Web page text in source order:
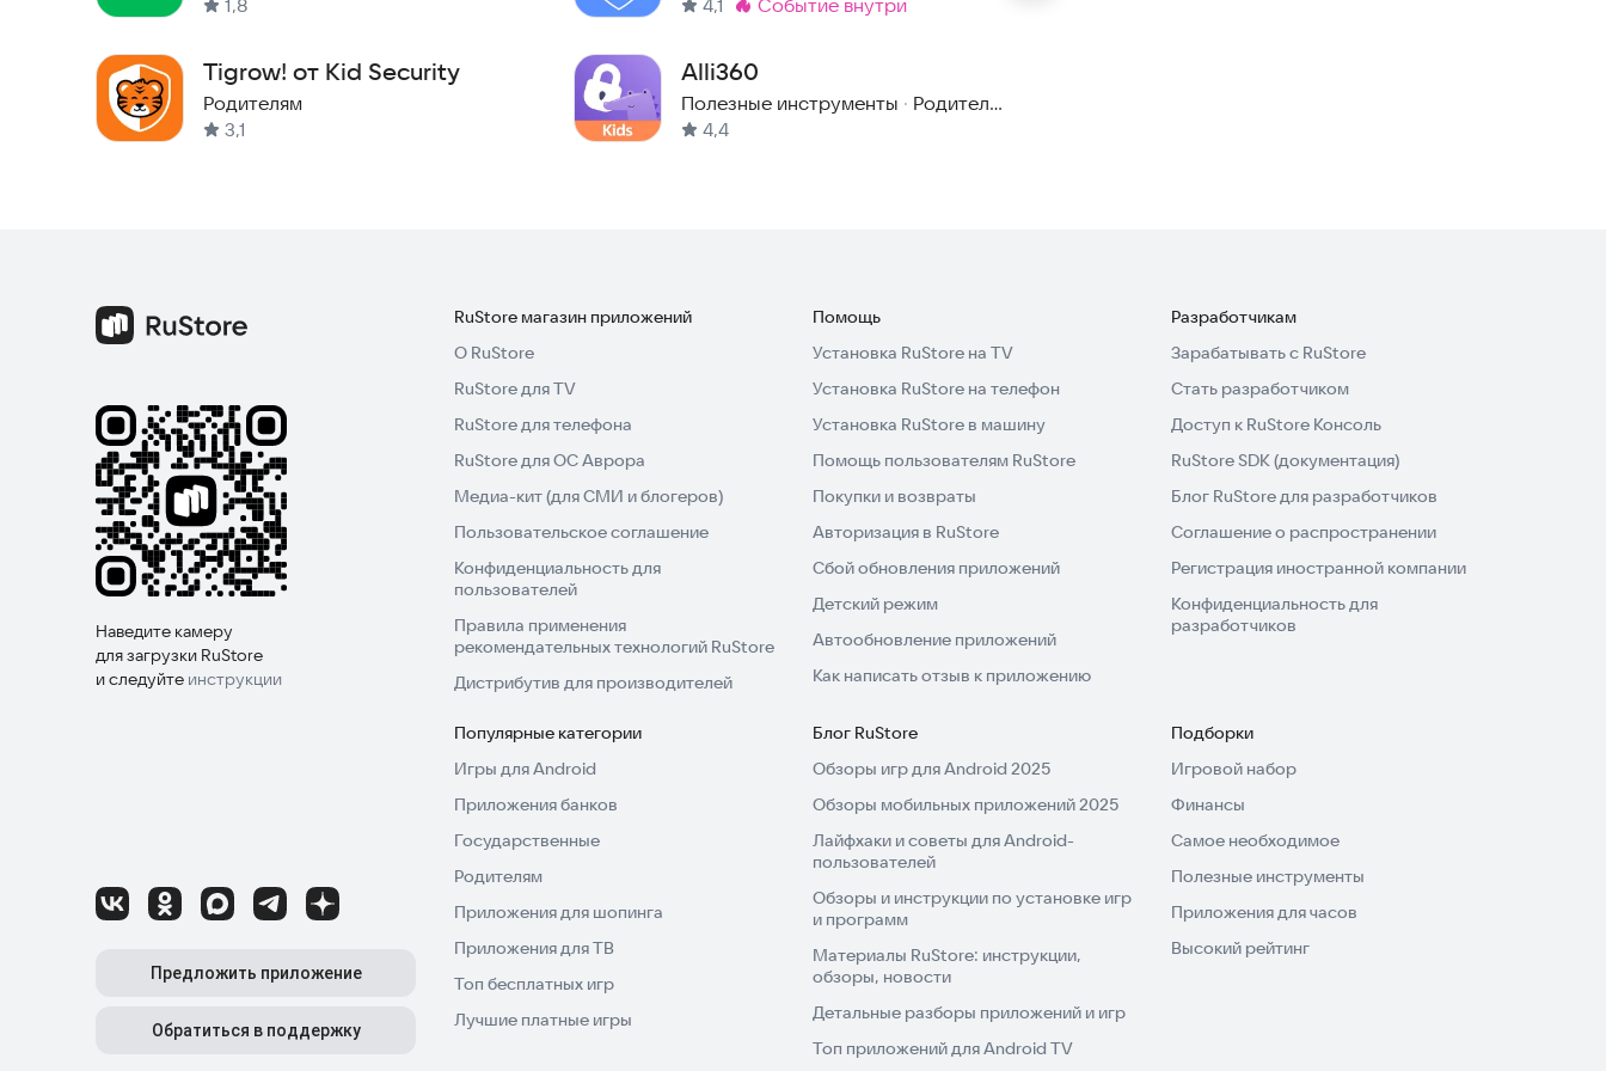
Первый день вы пользуетесь полным PRO‑доступом, а затем автоматически переходите на
бесплатный план.
1,8
Tigrow! от Kid Security
Родителям
3,1
4,1
Метка:
событие внутри
Alli360
Полезные инструменты · Родителям
4,4
Наведите камеру
для загрузки RuStore
и следуйте инструкции
Предложить приложение
Обратиться в поддержку
RuStore магазин приложений
О RuStore
RuStore для TV
RuStore для телефона
RuStore для ОС Аврора
Медиа-кит (для СМИ и блогеров)
Пользовательское соглашение
Конфиденциальность для
пользователей
Правила применения
рекомендательных технологий RuStore
Дистрибутив для производителей
Помощь
Установка RuStore на TV
Установка RuStore на телефон
Установка RuStore в машину
Помощь пользователям RuStore
Покупки и возвраты
Авторизация в RuStore
Сбой обновления приложений
Детский режим
Автообновление приложений
Как написать отзыв к приложению
Разработчикам
Зарабатывать с RuStore
Стать разработчиком
Доступ к RuStore Консоль
RuStore SDK (документация)
Блог RuStore для разработчиков
Соглашение о распространении
Регистрация иностранной компании
Конфиденциальность для
разработчиков
Популярные категории
Игры для Android
Приложения банков
Государственные
Родителям
Приложения для шопинга
Приложения для ТВ
Топ бесплатных игр
Лучшие платные игры
Блог RuStore
Обзоры игр для Android 2025
Обзоры мобильных приложений 2025
Лайфхаки и советы для Android-
пользователей
Обзоры и инструкции по установке игр
и программ
Материалы RuStore: инструкции,
обзоры, новости
Детальные разборы приложений и игр
Топ приложений для Android TV
Подборки
Игровой набор
Финансы
Самое необходимое
Полезные инструменты
Приложения для часов
Высокий рейтинг